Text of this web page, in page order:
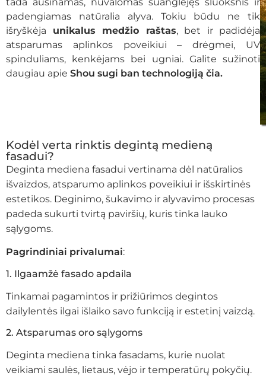
padengiamas natūralia alyva. Tokiu būdu ne tik
išryškėja unikalus medžio raštas, bet ir padidėja
atsparumas aplinkos poveikiui – drėgmei, UV
spinduliams, kenkėjams bei ugniai. Galite sužinoti
daugiau apie Shou sugi ban technologiją čia.
Kodėl verta rinktis degintą medieną
fasadui?
Deginta mediena fasadui vertinama dėl natūralios
išvaizdos, atsparumo aplinkos poveikiui ir išskirtinės
estetikos. Deginimo, šukavimo ir alyvavimo procesas
padeda sukurti tvirtą paviršių, kuris tinka lauko
sąlygoms.
Pagrindiniai privalumai:
1. Ilgaamžė fasado apdaila
Tinkamai pagamintos ir prižiūrimos degintos
dailylentės ilgai išlaiko savo funkciją ir estetinį vaizdą.
2. Atsparumas oro sąlygoms
Deginta mediena tinka fasadams, kurie nuolat
veikiami saulės, lietaus, vėjo ir temperatūrų pokyčių.